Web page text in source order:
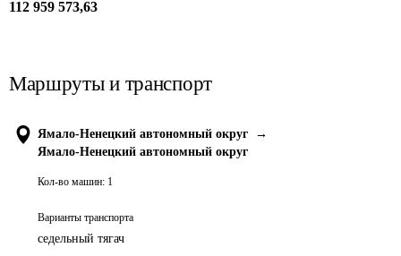
112 959 573,63
Маршруты и транспорт
Ямало-Ненецкий автономный округ
→
Ямало-Ненецкий автономный округ
Кол-во машин: 1
Варианты транспорта
седельный тягач